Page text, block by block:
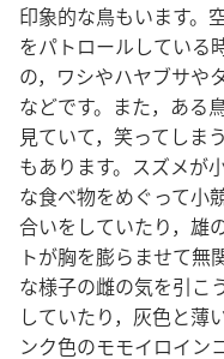
印象​的​な​鳥​も​い​ます。
を​パトロール​し​て​いる​
の，ワシ​や​ハヤブサ​や​
など​です。また，ある​
見​て​い​て，笑っ​て​しま
も​あり​ます。スズメ​が​
な​食べ物​を​めぐっ​て​小
合い​を​し​て​い​たり，雄​
ト​が​胸​を​膨らませ​て​無​
な​様子​の​雌​の​気​を​引こ​
し​て​いたり，灰色​と​薄
ンク​色​の​モモイロイン